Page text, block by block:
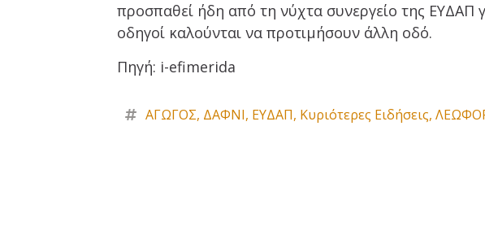
προσπαθεί ήδη από τη νύχτα συνεργείο της
οδηγοί καλούνται να προτιμήσουν άλλη οδό.
Πηγή: i-efimerida
ΑΓΩΓΟΣ, ΔΑΦΝΙ, ΕΥΔΑΠ, Κυριότερες Ειδήσεις,